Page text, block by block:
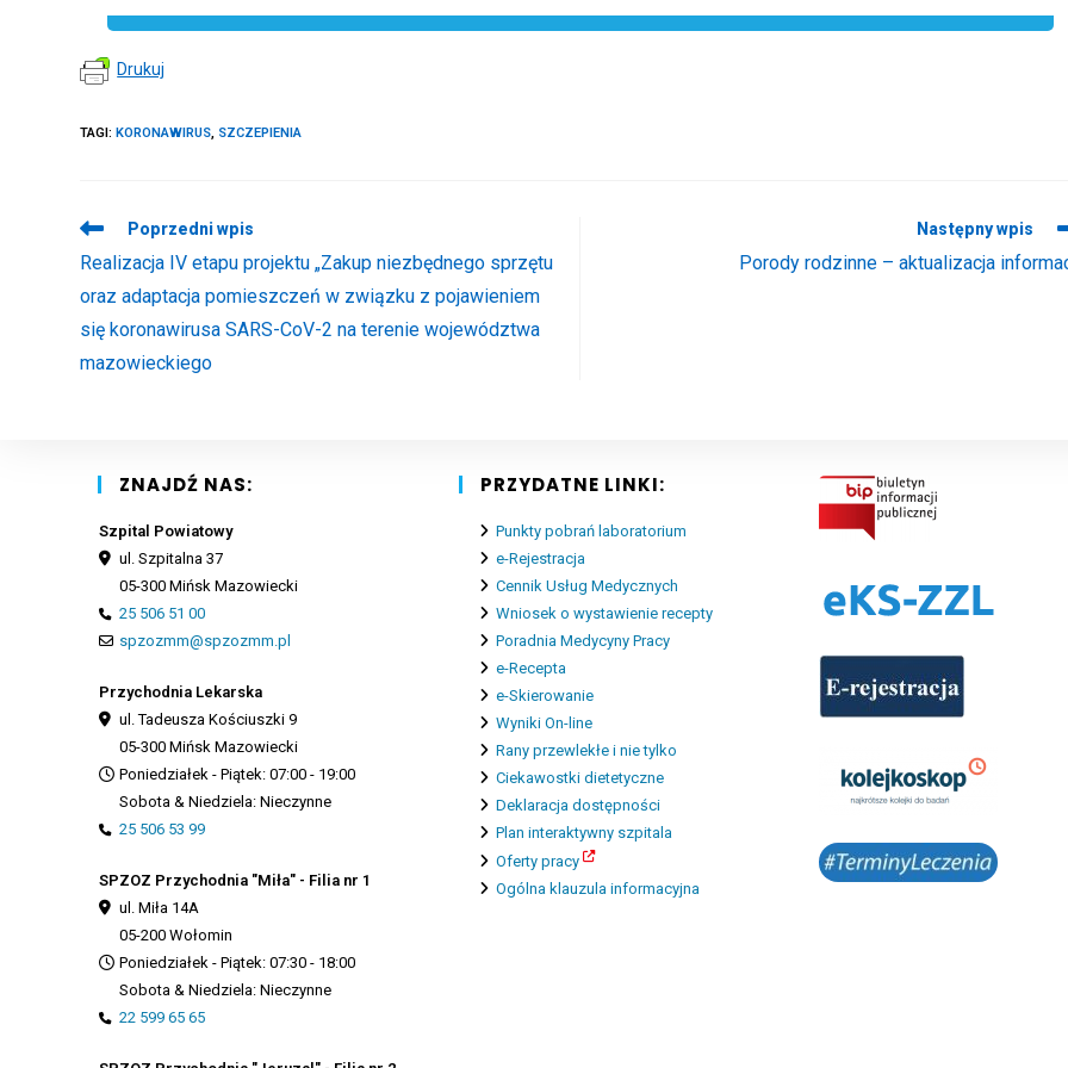
Drukuj
TAGI:KORONAWIRUS, SZCZEPIENIA
Read
articles
Poprzedni wpis
Realizacja IV etapu projektu „Zakup niezbędnego sprzętu
oraz adaptacja pomieszczeń w związku z pojawieniem
się koronawirusa SARS-CoV-2 na terenie województwa
mazowieckiego
Następny wpis
Porody rodzinne – aktualizacja
ZNAJDŹ NAS:
Szpital Powiatowy
ul. Szpitalna 37
05-300 Mińsk Mazowiecki
25 506 51 00
spzozmm@spzozmm.pl
Przychodnia Lekarska
ul. Tadeusza Kościuszki 9
05-300 Mińsk Mazowiecki
Poniedziałek - Piątek: 07:00 - 19:00
Sobota & Niedziela: Nieczynne
25 506 53 99
SPZOZ Przychodnia "Miła" - Filia nr 1
ul. Miła 14A
05-200 Wołomin
Poniedziałek - Piątek: 07:30 - 18:00
Sobota & Niedziela: Nieczynne
22 599 65 65
PRZYDATNE LINKI:
Punkty pobrań laboratorium
e-Rejestracja
Cennik Usług Medycznych
Wniosek o wystawienie recepty
Poradnia Medycyny Pracy
e-Recepta
e-Skierowanie
Wyniki On-line
Rany przewlekłe i nie tylko
Ciekawostki dietetyczne
Deklaracja dostępności
Plan interaktywny szpitala
Oferty pracy
Ogólna klauzula informacyjna